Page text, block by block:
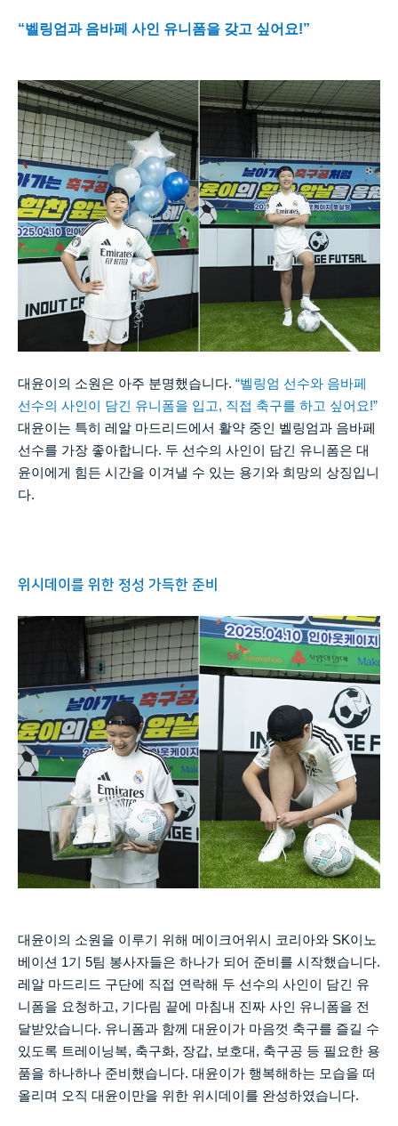
“벨링엄과 음바페 사인 유니폼을 갖고 싶어요!”
대윤이의 소원은 아주 분명했습니다. “벨링엄 선수와 음바페
선수의 사인이 담긴 유니폼을 입고, 직접 축구를 하고 싶어요!”
대윤이는 특히 레알 마드리드에서 활약 중인 벨링엄과 음바페
선수를 가장 좋아합니다. 두 선수의 사인이 담긴 유니폼은 대
윤이에게 힘든 시간을 이겨낼 수 있는 용기와 희망의 상징입니
다.
위시데이를 위한 정성 가득한 준비
대윤이의 소원을 이루기 위해 메이크어위시 코리아와 SK이노
베이션 1기 5팀 봉사자들은 하나가 되어 준비를 시작했습니다.
레알 마드리드 구단에 직접 연락해 두 선수의 사인이 담긴 유
니폼을 요청하고, 기다림 끝에 마침내 진짜 사인 유니폼을 전
달받았습니다. 유니폼과 함께 대윤이가 마음껏 축구를 즐길 수
있도록 트레이닝복, 축구화, 장갑, 보호대 , 축구공 등 필요한 용
품을 하나하나 준비했습니다. 대윤이가 행복해하는 모습을 떠
올리며 오직 대윤이만을 위한 위시데이를 완성하였습니다.